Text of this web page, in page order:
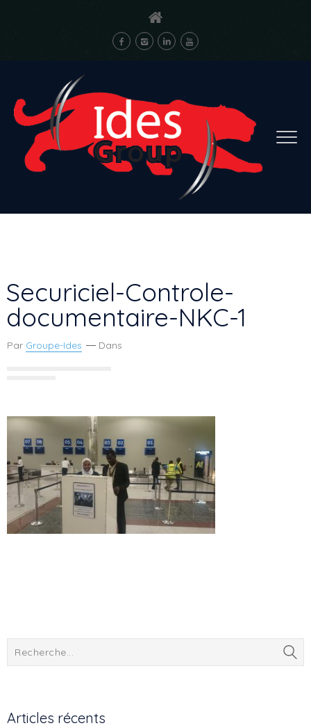
Securiciel-Controle-
documentaire-NKC-1
Par Groupe-Ides Dans
Articles récents